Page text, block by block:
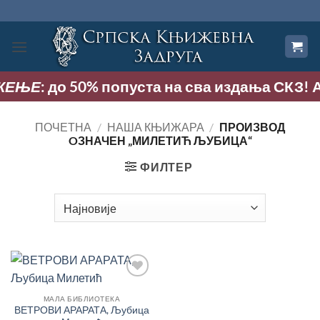
на
садржај
: до 50% попуста на сва издања СКЗ!
ПОЧЕТНА / НАША КЊИЖАРА / ПРОИЗВОД
OЗНАЧЕН „МИЛЕТИЋ ЉУБИЦА“
ФИЛТЕР
Листу
жеља
МАЛА БИБЛИОТЕКА
ВЕТРОВИ АРАРАТА, Љубица